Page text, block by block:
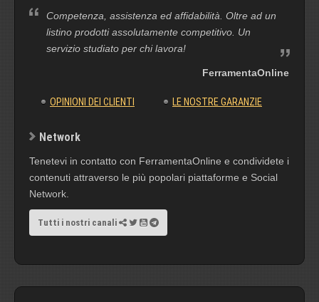
Competenza, assistenza ed affidabilità. Oltre ad un
listino prodotti assolutamente competitivo. Un
servizio studiato per chi lavora!
FerramentaOnline
OPINIONI DEI CLIENTI LE NOSTRE GARANZIE
Network
Tenetevi in contatto con FerramentaOnline e condividete i
contenuti attraverso le più popolari piattaforme e Social
Network.
Tutti i nostri canali